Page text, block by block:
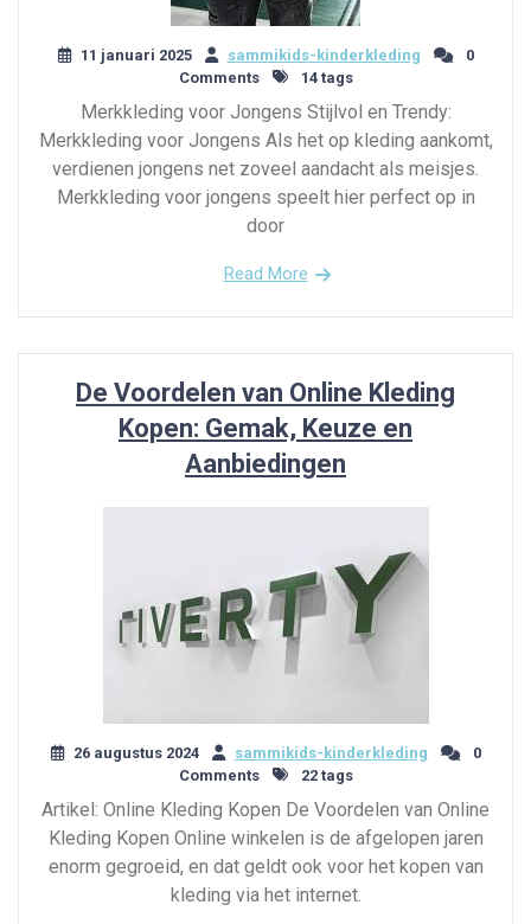
11 januari 2025 sammikids-kinderkleding
0
Comments
14 tags
Merkkleding voor Jongens Stijlvol en Trendy:
Merkkleding voor Jongens Als het op kleding aankomt,
verdienen jongens net zoveel aandacht als meisjes.
Merkkleding voor jongens speelt hier perfect op in
door
Read More
De Voordelen van Online Kleding
Kopen: Gemak, Keuze en
Aanbiedingen
26 augustus 2024 sammikids-kinderkleding
0
Comments
22 tags
Artikel: Online Kleding Kopen De Voordelen van Online
Kleding Kopen Online winkelen is de afgelopen jaren
enorm gegroeid, en dat geldt ook voor het kopen van
kleding via het internet.